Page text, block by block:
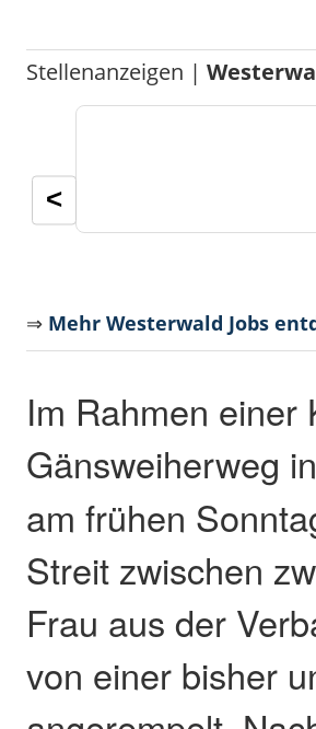
Stellenanzeigen |
<
⇒ Mehr Westerwald Jobs
Im Rahmen einer
Gänsweiherweg in
am frühen
Streit zwischen
Frau aus der
von einer bisher